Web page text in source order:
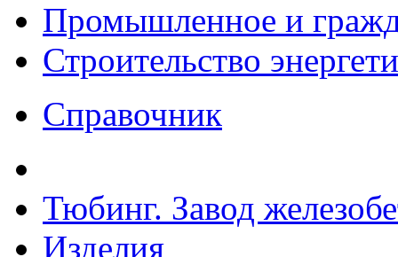
Промышленное и
Строительство
Справочник
Тюбинг. Завод
Изделия